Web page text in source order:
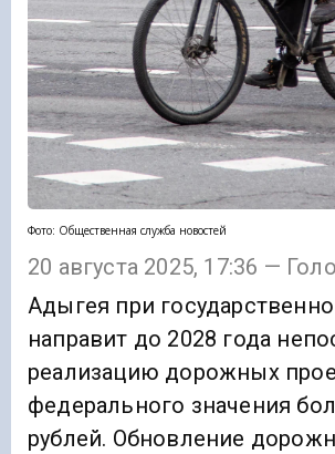
Фото: Общественная служба новостей
20 августа 2025, 17:36 —
Адыгея при
направит до 2028 года
реализацию дорожных
федерального значения
рублей. Обновление